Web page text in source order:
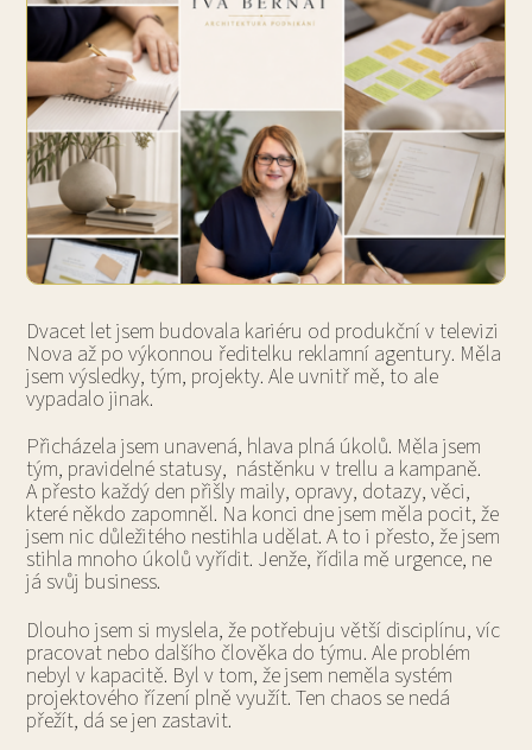
Dvacet let jsem budovala kariéru od produkční v televizi
Nova až po výkonnou ředitelku reklamní agentury. Měla
jsem výsledky, tým, projekty. Ale uvnitř mě, to ale
vypadalo jinak.
Přicházela jsem unavená, hlava plná úkolů. Měla jsem
tým, pravidelné statusy, nástěnku v trellu a kampaně.
A přesto každý den přišly maily, opravy, dotazy, věci,
které někdo zapomněl. Na konci dne jsem měla pocit, že
jsem nic důležitého nestihla udělat. A to i přesto, že jsem
stihla mnoho úkolů vyřídit. Jenže, řídila mě urgence, ne
já svůj business.
Dlouho jsem si myslela, že potřebuju větší disciplínu, víc
pracovat nebo dalšího člověka do týmu. Ale problém
nebyl v kapacitě. Byl v tom, že jsem neměla systém
projektového řízení plně využít. Ten chaos se nedá
přežít, dá se jen zastavit.